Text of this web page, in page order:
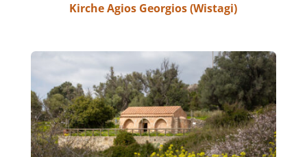
Kirche Agios Georgios (Wistagi)